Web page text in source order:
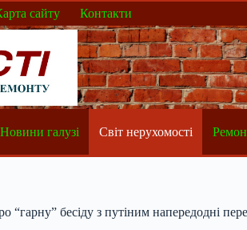
сайту Контакти
Новини галузі Світ нерухомості
“гарну” бесіду з путіним напередодні